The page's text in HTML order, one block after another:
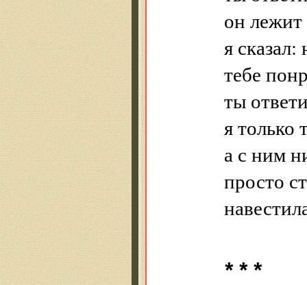
он
я
тебе
ты
я только
а с ним
просто
* * *